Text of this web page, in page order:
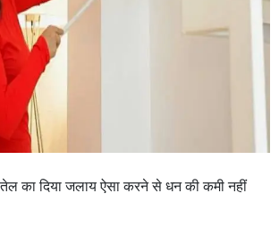
का दिया जलाय ऐसा करने से धन की कमी नहीं